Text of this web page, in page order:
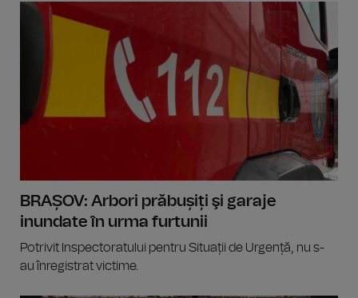
BRAȘOV: Arbori prăbușiți şi garaje
inundate în urma furtunii
Potrivit Inspectoratului pentru Situații de Urgență, nu s-
au înregistrat victime.